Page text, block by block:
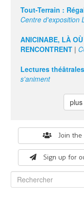
Tout-Terrain :
Centre d'exposition
ANICINABE, LÀ
RENCONTRENT |
Lectures théâtrales
s'animent
plus
Join
Sign up for
form